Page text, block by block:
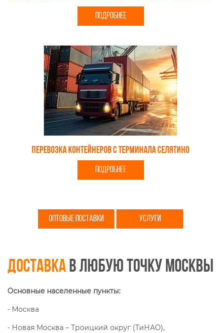
ПОДРОБНЕЕ
Перевозка контейнеров с терминала Селятино
ПОДРОБНЕЕ
ОПТОВЫЕ ПОСТАВКИ УСЛУГИ
Доставкав любую точку Москвы
Основные населенные пункты:
- Москва
- Новая Москва – Троицкий округ (ТиНАО),